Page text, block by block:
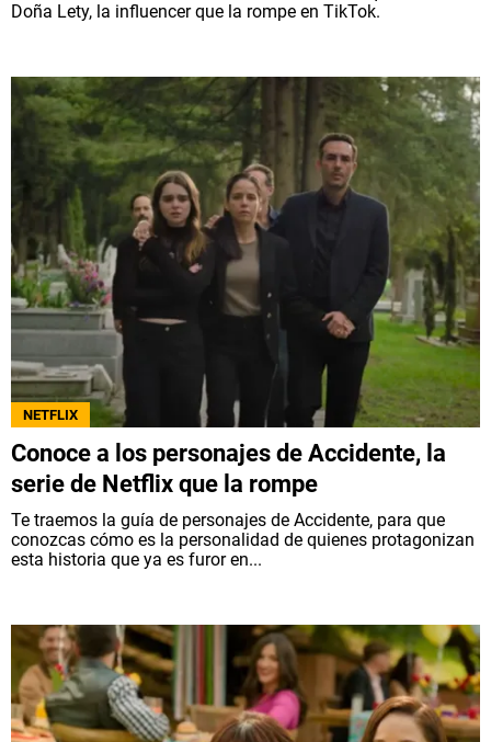
Doña Lety, la influencer que la rompe en TikTok.
NETFLIX
Conoce a los personajes de Accidente, la
serie de Netflix que la rompe
Te traemos la guía de personajes de Accidente, para que
conozcas cómo es la personalidad de quienes protagonizan
esta historia que ya es furor en...